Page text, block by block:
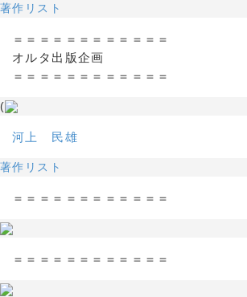
著作リスト
＝＝＝＝＝＝＝＝＝＝＝＝
オルタ出版企画
＝＝＝＝＝＝＝＝＝＝＝＝
(
河上 民雄
著作リスト
＝＝＝＝＝＝＝＝＝＝＝＝
＝＝＝＝＝＝＝＝＝＝＝＝